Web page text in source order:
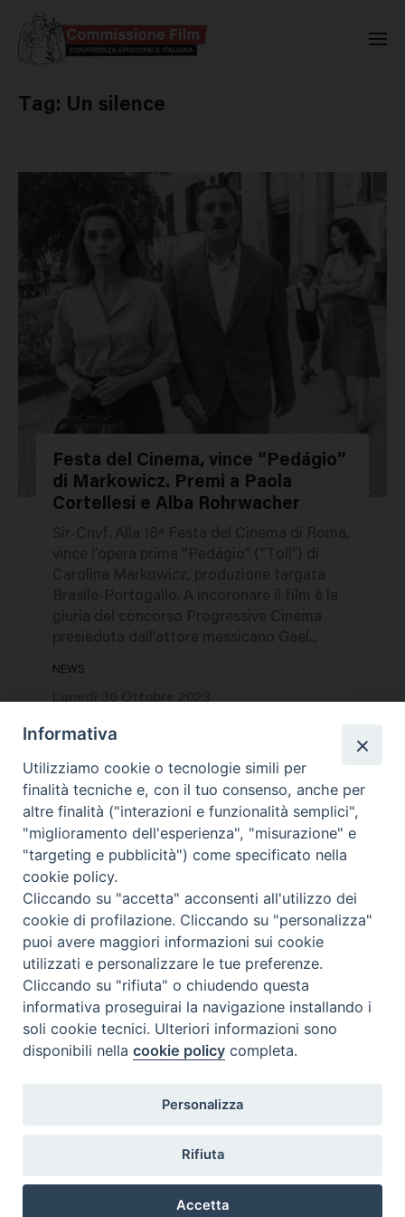
Tag: Un silence
238305
Festa del Cinema, vince “Pedágio”
di Markowicz. Premi a Paola
Cortellesi e Alba Rohrwacher
Sir-Cnvf. Alla 18ª Festa del Cinema di Roma,
vince l’opera prima “Pedágio” (“Toll”) di
Carolina Markowicz, produzione targata
Brasile-Portogallo. A incoronare il film è la
giuria del concorso Progressive Cinema
presieduta dall’attore messicano Gael...
NEWS
Contatti & Info
C.ne Aurelia, 50 – 00165 Roma
Contatti
Scrivi a: cnvf@chiesacattolica.it
Informativa
Utilizziamo cookie o tecnologie simili per
finalità tecniche e, con il tuo consenso, anche per
altre finalità ("interazioni e funzionalità semplici",
"miglioramento dell'esperienza", "misurazione" e
"targeting e pubblicità") come specificato nella
cookie policy.
Cliccando su "accetta" acconsenti all'utilizzo dei
cookie di profilazione. Cliccando su "personalizza"
puoi avere maggiori informazioni sui cookie
utilizzati e personalizzare le tue preferenze.
Cliccando su "rifiuta" o chiudendo questa
informativa proseguirai la navigazione installando i
soli cookie tecnici. Ulteriori informazioni sono
disponibili nellacookie policy completa.
Personalizza
Rifiuta
Accetta